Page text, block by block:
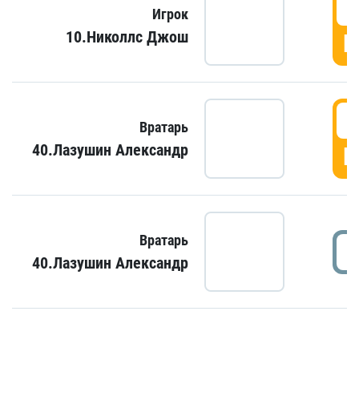
Игрок
10.Николлс Джош
Вратарь
40.Лазушин Александр
Вратарь
40.Лазушин Александр